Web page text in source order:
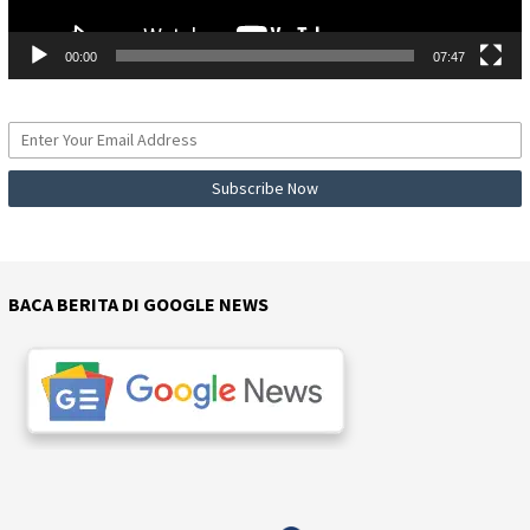
00:00 07:47
BACA BERITA DI GOOGLE NEWS